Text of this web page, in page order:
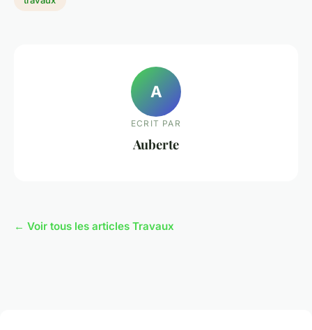
A
ECRIT PAR
Auberte
← Voir tous les articles Travaux